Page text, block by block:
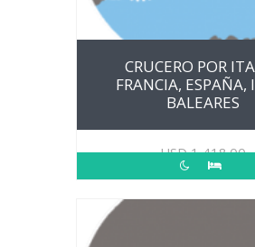
CRUCERO POR
FRANCIA, ESPAÑA,
BALEARES
USD1,418.00